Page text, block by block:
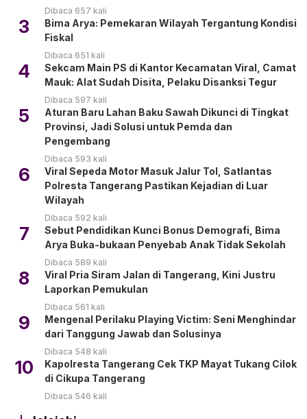
Dibaca 657 kali
3
Bima Arya: Pemekaran Wilayah Tergantung Kondisi
Fiskal
Dibaca 651 kali
4
Sekcam Main PS di Kantor Kecamatan Viral, Camat
Mauk: Alat Sudah Disita, Pelaku Disanksi Tegur
Dibaca 597 kali
5
Aturan Baru Lahan Baku Sawah Dikunci di Tingkat
Provinsi, Jadi Solusi untuk Pemda dan
Pengembang
Dibaca 593 kali
6
Viral Sepeda Motor Masuk Jalur Tol, Satlantas
Polresta Tangerang Pastikan Kejadian di Luar
Wilayah
Dibaca 592 kali
7
Sebut Pendidikan Kunci Bonus Demografi, Bima
Arya Buka-bukaan Penyebab Anak Tidak Sekolah
Dibaca 589 kali
8
Viral Pria Siram Jalan di Tangerang, Kini Justru
Laporkan Pemukulan
Dibaca 561 kali
9
Mengenal Perilaku Playing Victim: Seni Menghindar
dari Tanggung Jawab dan Solusinya
Dibaca 548 kali
10
Kapolresta Tangerang Cek TKP Mayat Tukang Cilok
di Cikupa Tangerang
Dibaca 546 kali